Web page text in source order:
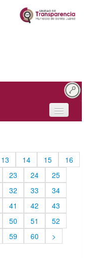
13 14 15
16
23 24
25
32 33
34
41 42
43
50 51
52
59 60
>